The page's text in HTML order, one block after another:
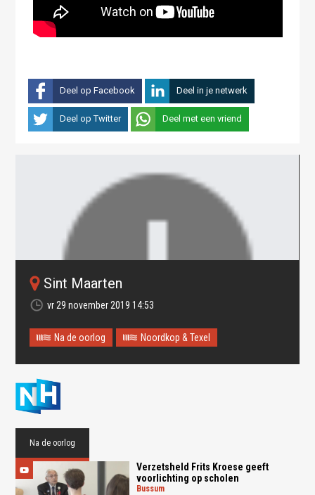
Deel op Facebook Deel in je netwerk
Deel op Twitter Deel met een vriend
This page didn't load Google Maps correctly. See the
Sint Maarten
vr 29 november 2019 14:53
Na de oorlog Noordkop & Texel
Na de oorlog
Verzetsheld Frits Kroese geeft
voorlichting op scholen
bussum